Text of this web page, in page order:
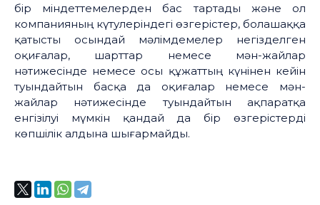
бір міндеттемелерден бас тартады және ол
компанияның күтулеріндегі өзгерістер, болашаққа
қатысты осындай мәлімдемелер негізделген
оқиғалар, шарттар немесе мән-жайлар
нәтижесінде немесе осы құжаттың күнінен кейін
туындайтын басқа да оқиғалар немесе мән-
жайлар нәтижесінде туындайтын ақпаратқа
енгізілуі мүмкін қандай да бір өзгерістерді
көпшілік алдына шығармайды.